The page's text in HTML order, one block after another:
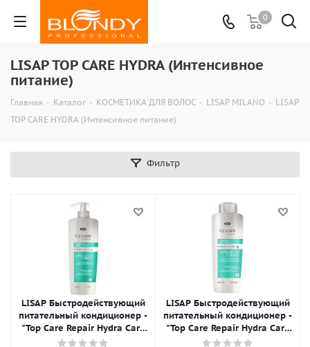
0
LISAP TOP CARE HYDRA (Интенсивное
питание)
Главная - Каталог - КОСМЕТИКА ДЛЯ ВОЛОС - LISAP MILANO - LISAP
TOP CARE HYDRA (Интенсивное питание)
Фильтр
LISAP Быстродействующий
питательный кондиционер -
"Top Care Repair Hydra Care
Conditioner" 1000 мл
LISAP Быстродействующий
питательный кондиционер -
"Top Care Repair Hydra Care
Conditioner" 250 мл